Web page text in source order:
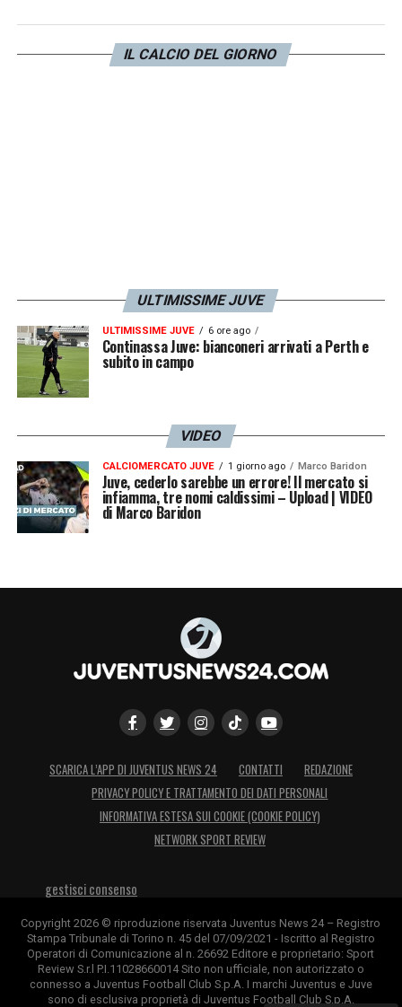
IL CALCIO DEL GIORNO
ULTIMISSIME JUVE
ULTIMISSIME JUVE 6 ore ago
Continassa Juve: bianconeri arrivati a Perth e
subito in campo
VIDEO
CALCIOMERCATO JUVE 1 giorno ago Marco Baridon
Juve, cederlo sarebbe un errore! Il mercato si
infiamma, tre nomi caldissimi – Upload | VIDEO
di Marco Baridon
SCARICA L’APP DI JUVENTUS NEWS 24 CONTATTI
REDAZIONE
PRIVACY POLICY E TRATTAMENTO DEI DATI PERSONALI
INFORMATIVA ESTESA SUI COOKIE (COOKIE POLICY)
NETWORK SPORT REVIEW
gestisci consenso
Copyright 2026 © riproduzione riservata Juventus News 24 – Registro
Stampa Tribunale di Torino n. 45 del 07/09/2021 - Iscritto al Registro
Operatori di Comunicazione al n. 26692 Editore e proprietario: Sport
Review S.r.l P.I.11028660014 Sito non ufficiale, non autorizzato o
connesso a Juventus Football Club S.p.A. I marchi Juventus e Juve
sono di esclusiva proprietà di Juventus Football Club S.p.A.